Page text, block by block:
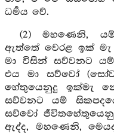
ධර්‍මය වේ.
(2) මහණෙනි, යම්
ඇත්තේ වෙරළ ඉක්
මා විසින් සව්වනට
එය මා සව්වෝ
හේතුයෙනුදු ඉක්මැ
සව්වනට යම්
සව්වෝ
ඇද්ද, මහණෙනි,